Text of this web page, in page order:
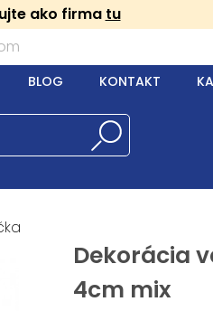
ako firma tu
BLOG KONTAKT
Dekorácia
4cm mix